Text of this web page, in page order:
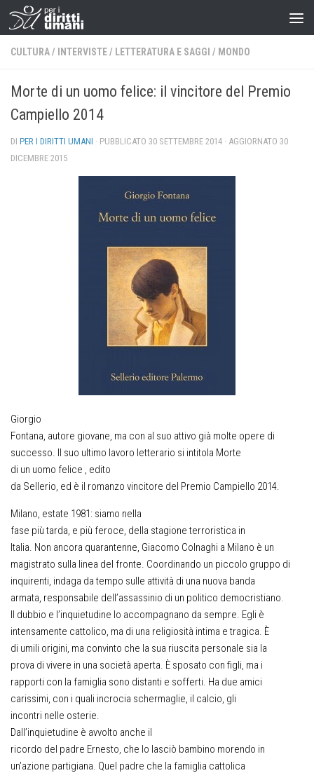
CULTURA/ INTERVISTE/ LETTERATURA E SAGGI / MONDO
Morte di un uomo felice: il vincitore del Premio
Campiello 2014
DI PER I DIRITTI UMANI · PUBBLICATO 30 SETTEMBRE 2014 · AGGIORNATO 30
DICEMBRE 2015
Giorgio
Fontana, autore giovane, ma con al suo attivo già molte opere di
successo. Il suo ultimo lavoro letterario si intitola Morte
di un uomo felice , edito
da Sellerio, ed è il romanzo vincitore del Premio Campiello 2014.
Milano, estate 1981: siamo nella
fase più tarda, e più feroce, della stagione terroristica in
Italia. Non ancora quarantenne, Giacomo Colnaghi a Milano è un
magistrato sulla linea del fronte. Coordinando un piccolo gruppo di
inquirenti, indaga da tempo sulle attività di una nuova banda
armata, responsabile dell’assassinio di un politico democristiano.
Il dubbio e l’inquietudine lo accompagnano da sempre. Egli è
intensamente cattolico, ma di una religiosità intima e tragica. È
di umili origini, ma convinto che la sua riuscita personale sia la
prova di vivere in una società aperta. È sposato con figli, ma i
rapporti con la famiglia sono distanti e sofferti. Ha due amici
carissimi, con i quali incrocia schermaglie, il calcio, gli
incontri nelle osterie.
Dall’inquietudine è avvolto anche il
ricordo del padre Ernesto, che lo lasciò bambino morendo in
un’azione partigiana. Quel padre che la famiglia cattolica